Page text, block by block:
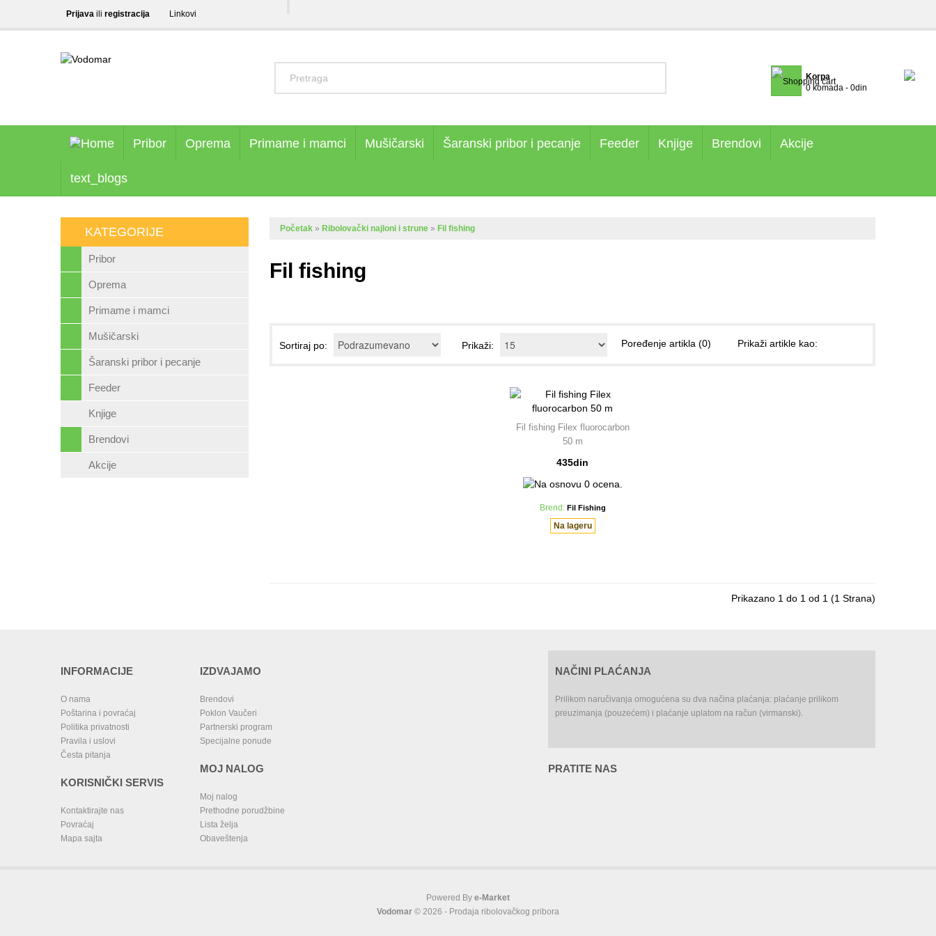
Prijava ili registracija Linkovi
Korpa
0 komada - 0din
Pribor Oprema Primame i mamci Mušičarski Šaranski pribor i pecanje Feeder Knjige Brendovi Akcije
text_blogs
KATEGORIJE
Pribor
Oprema
Primame i mamci
Mušičarski
Šaranski pribor i pecanje
Feeder
Knjige
Brendovi
Akcije
Početak » Ribolovački najloni i strune » Fil fishing
Fil fishing
Sortiraj po: Prikaži: Poređenje artikla (0) Prikaži artikle kao:
Fil fishing Filex fluorocarbon
50 m
435din
Brend: Fil Fishing
Na lageru
Prikazano 1 do 1 od 1 (1 Strana)
INFORMACIJE
O nama
Poštarina i povraćaj
Politika privatnosti
Pravila i uslovi
Česta pitanja
KORISNIČKI SERVIS
Kontaktirajte nas
Povraćaj
Mapa sajta
IZDVAJAMO
Brendovi
Poklon Vaučeri
Partnerski program
Specijalne ponude
MOJ NALOG
Moj nalog
Prethodne porudžbine
Lista želja
Obaveštenja
NAČINI PLAĆANJA
Prilikom naručivanja omogućena su dva načina plaćanja: plaćanje prilikom
preuzimanja (pouzećem) i plaćanje uplatom na račun (virmanski).
PRATITE NAS
Powered By e-Market
Vodomar © 2026 - Prodaja ribolovačkog pribora